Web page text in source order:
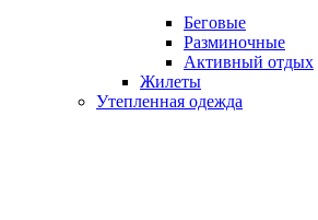
Беговые
Разминочные
Активный отдых
Жилеты
Утепленная одежда